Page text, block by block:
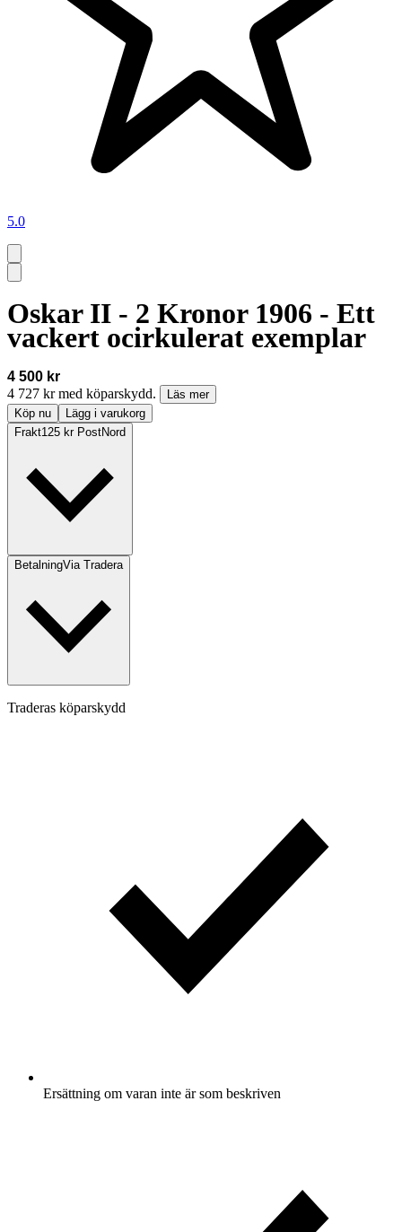
5.0
Oskar II - 2 Kronor 1906 - Ett
vackert ocirkulerat exemplar
4 500 kr
4 727 kr med köparskydd.
Läs mer
Köp nu
Lägg i varukorg
Frakt125 kr PostNord
BetalningVia Tradera
Traderas köparskydd
Ersättning om varan inte är som beskriven